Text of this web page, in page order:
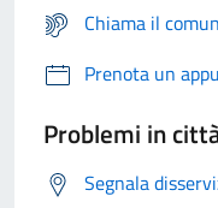
Chiama il
Prenota un
Problemi in
Segnala